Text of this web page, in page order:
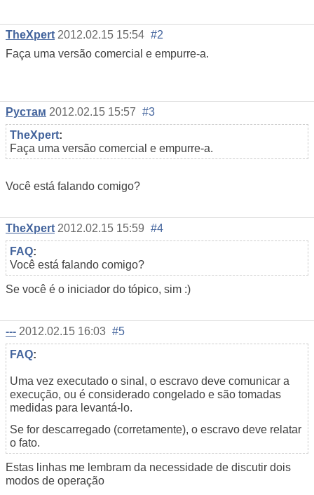
TheXpert 2012.02.15 15:54 #2
Faça uma versão comercial e empurre-a.
Рустам 2012.02.15 15:57 #3
TheXpert:
Faça uma versão comercial e empurre-a.
Você está falando comigo?
TheXpert 2012.02.15 15:59 #4
FAQ:
Você está falando comigo?
Se você é o iniciador do tópico, sim :)
--- 2012.02.15 16:03 #5
FAQ:
Uma vez executado o sinal, o escravo deve comunicar a
execução, ou é considerado congelado e são tomadas
medidas para levantá-lo.
Se for descarregado (corretamente), o escravo deve relatar
o fato.
Estas linhas me lembram da necessidade de discutir dois
modos de operação